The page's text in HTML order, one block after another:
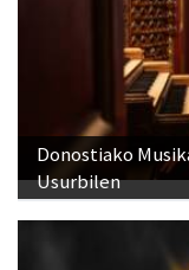
Donostiako
Usurbilen